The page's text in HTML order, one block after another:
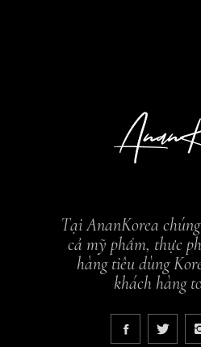
Tại AnanKorea
cả mỹ phẩm, thực
hàng tiêu dùng
khách hàng